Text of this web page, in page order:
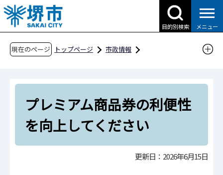
こ
の
ペ
目的別検索 メニュー
現在のページ トップページ
市政情報
市民の声
市民の声Q&A（令和8年度分）
令和8年6月15日更新
プレミアム商品券の利便性を向上してください
プレミアム商品券の利便性
を向上してください
更新日：2026年6月15日